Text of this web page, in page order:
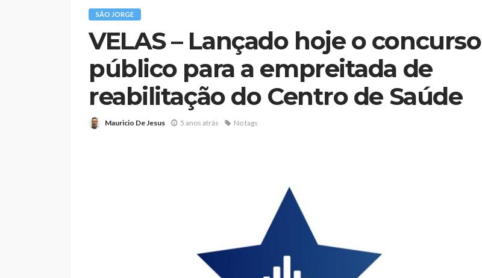
SÃO JORGE
VELAS – Lançado hoje o concurso
público para a empreitada de
reabilitação do Centro de Saúde
Mauricio De Jesus 5 anos atrás No tags